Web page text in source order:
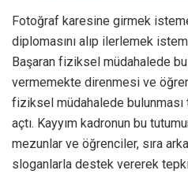
Fotoğraf karesine girmek
diplomasını alıp ilerlemek
Başaran fiziksel müdahalede
vermemekte direnmesi ve
fiziksel müdahalede bulunması
açtı. Kayyım kadronun bu
mezunlar ve öğrenciler, sıra
sloganlarla destek vererek